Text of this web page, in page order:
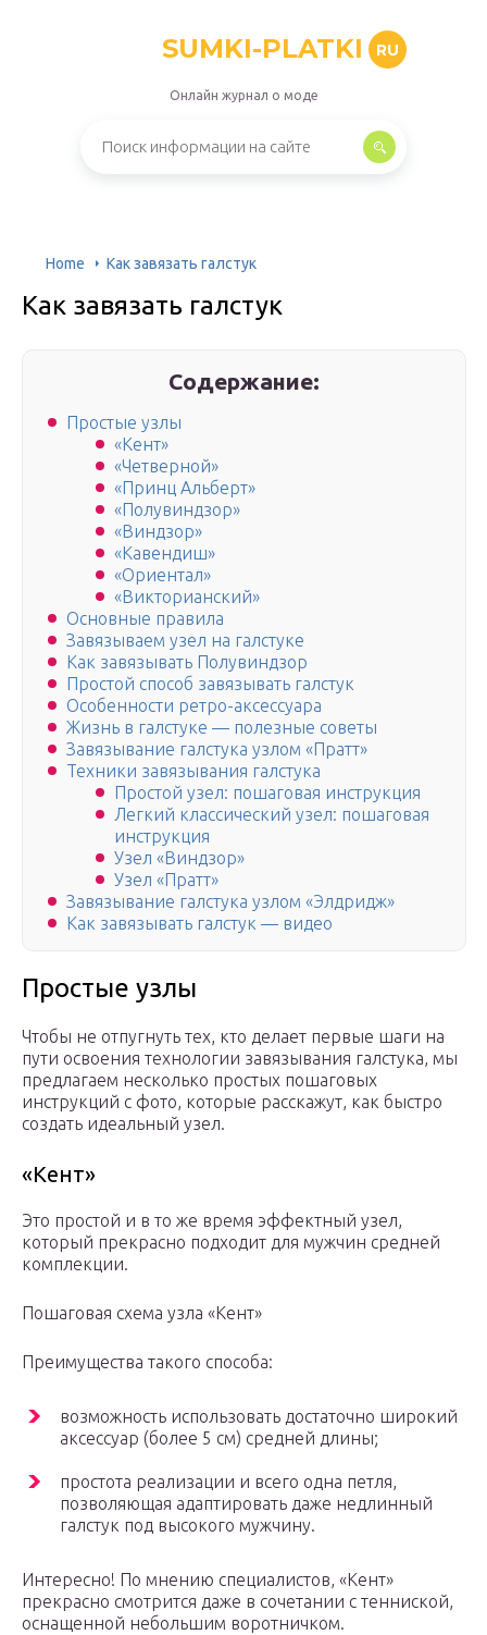
SUMKI-PLATKI RU
Онлайн журнал о моде
Home Как завязать галстук
Как завязать галстук
Содержание:
Простые узлы
«Кент»
«Четверной»
«Принц Альберт»
«Полувиндзор»
«Виндзор»
«Кавендиш»
«Ориентал»
«Викторианский»
Основные правила
Завязываем узел на галстуке
Как завязывать Полувиндзор
Простой способ завязывать галстук
Особенности ретро-аксессуара
Жизнь в галстуке — полезные советы
Завязывание галстука узлом «Пратт»
Техники завязывания галстука
Простой узел: пошаговая инструкция
Легкий классический узел: пошаговая
инструкция
Узел «Виндзор»
Узел «Пратт»
Завязывание галстука узлом «Элдридж»
Как завязывать галстук — видео
Простые узлы
Чтобы не отпугнуть тех, кто делает первые шаги на
пути освоения технологии завязывания галстука, мы
предлагаем несколько простых пошаговых
инструкций с фото, которые расскажут, как быстро
создать идеальный узел.
«Кент»
Это простой и в то же время эффектный узел,
который прекрасно подходит для мужчин средней
комплекции.
Пошаговая схема узла «Кент»
Преимущества такого способа:
возможность использовать достаточно широкий
аксессуар (более 5 см) средней длины;
простота реализации и всего одна петля,
позволяющая адаптировать даже недлинный
галстук под высокого мужчину.
Интересно! По мнению специалистов, «Кент»
прекрасно смотрится даже в сочетании с тенниской,
оснащенной небольшим воротничком.